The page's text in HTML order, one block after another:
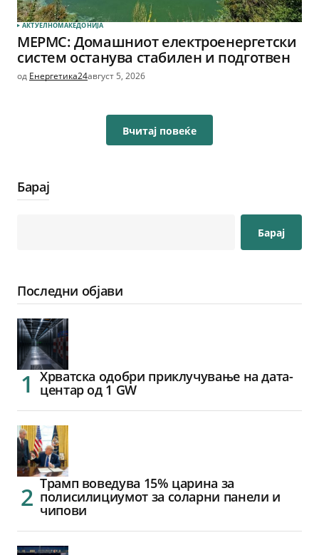
АКТУЕЛНОМАКЕДОНИЈА
МЕРМС: Домашниот електроенергетски
систем останува стабилен и подготвен
од Енергетика24август 5, 2026
Вчитај повеќе
Барај
Барај
Последни објави
Хрватска одобри приклучување на дата-
центар од 1 GW
Трамп воведува 15% царина за
полисилициумот за соларни панели и
чипови